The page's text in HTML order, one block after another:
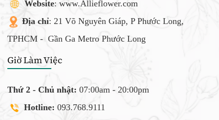
Website: www.Allieflower.com
Địa chỉ: 21 Võ Nguyên Giáp, P Phước Long,
TPHCM - Gần Ga Metro Phước Long
Giờ Làm Việc
Thứ 2 - Chủ nhật: 07:00am - 20:00pm
Hotline: 093.768.9111